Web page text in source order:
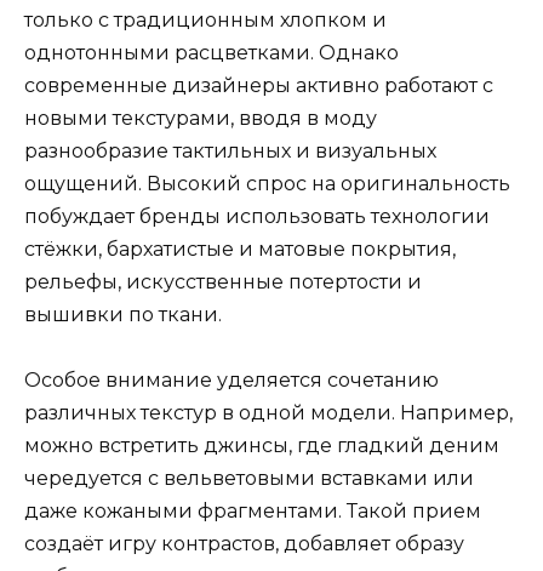
только с традиционным хлопком и
однотонными расцветками. Однако
современные дизайнеры активно работают с
новыми текстурами, вводя в моду
разнообразие тактильных и визуальных
ощущений. Высокий спрос на оригинальность
побуждает бренды использовать технологии
стёжки, бархатистые и матовые покрытия,
рельефы, искусственные потертости и
вышивки по ткани.
Особое внимание уделяется сочетанию
различных текстур в одной модели. Например,
можно встретить джинсы, где гладкий деним
чередуется с вельветовыми вставками или
даже кожаными фрагментами. Такой прием
создаёт игру контрастов, добавляет образу